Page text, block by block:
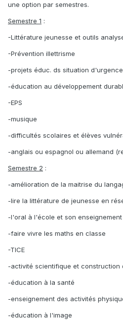
une option par semestres.
Semestre 1 :
-Littérature jeunesse et outils
-Prévention illettrisme
-projets éduc. ds situation
-éducation au développement
-EPS
-musique
-difficultés scolaires et élèves
-anglais ou espagnol ou allemand
Semestre 2 :
-amélioration de la maitrise du
-lire la littérature de jeunesse en
-l'oral à l'école et son enseignement
-faire vivre les maths en classe
-TICE
-activité scientifique et construction
-éducation à la santé
-enseignement des activités
-éducation à l'image